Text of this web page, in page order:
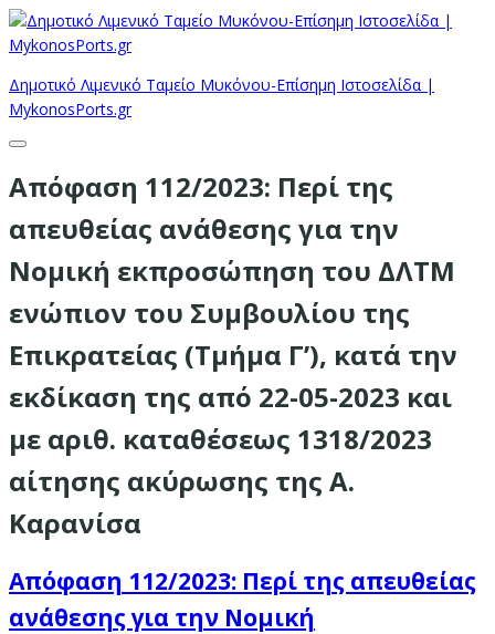
Δημοτικό Λιμενικό Ταμείο Μυκόνου-Επίσημη Ιστοσελίδα |
MykonosPorts.gr
Απόφαση 112/2023: Περί της
απευθείας ανάθεσης για την
Νομική εκπροσώπηση του ΔΛΤΜ
ενώπιον του Συμβουλίου της
Επικρατείας (Τμήμα Γ’), κατά την
εκδίκαση της από 22-05-2023 και
με αριθ. καταθέσεως 1318/2023
αίτησης ακύρωσης της Α.
Καρανίσα
Απόφαση 112/2023: Περί της απευθείας
ανάθεσης για την Νομική